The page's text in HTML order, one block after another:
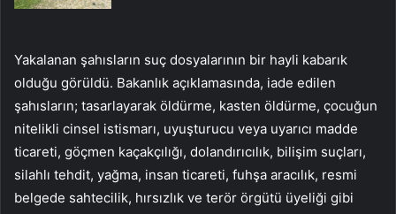
Yakalanan şahısların suç dosyalarının bir hayli kabarık
olduğu görüldü. Bakanlık açıklamasında, iade edilen
şahısların; tasarlayarak öldürme, kasten öldürme, çocuğun
nitelikli cinsel istismarı, uyuşturucu veya uyarıcı madde
ticareti, göçmen kaçakçılığı, dolandırıcılık, bilişim suçları,
silahlı tehdit, yağma, insan ticareti, fuhşa aracılık, resmi
belgede sahtecilik, hırsızlık ve terör örgütü üyeliği gibi